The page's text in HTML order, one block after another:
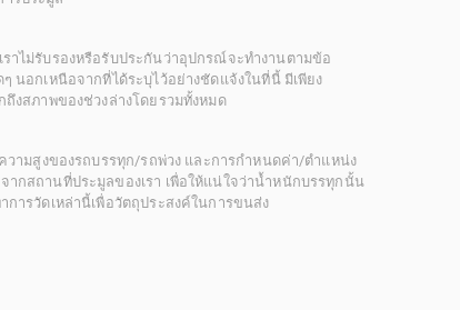
าไม่รับรองหรือรับประกันว่าอุปกรณ์จะทำงานตามข้อ
นอกเหนือจากที่ได้ระบุไว้อย่างชัดแจ้งในที่นี้ มีเพียง
งสภาพของช่วงล่างโดยรวมทั้งหมด
ามสูงของรถบรรทุก/รถพ่วง และการกำหนดค่า/ตำแหน่ง
กสถานที่ประมูลของเรา เพื่อให้แน่ใจว่าน้ำหนักบรรทุกนั้น
ารวัดเหล่านี้เพื่อวัตถุประสงค์ในการขนส่ง